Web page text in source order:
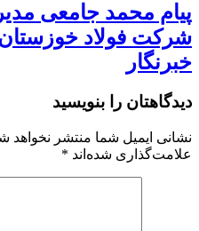
پیام محمد جامعی
شرکت فولاد
خبرنگار
دیدگاهتان را بنویسید
نشانی ایمیل شما منتشر نخواهد
علامت‌گذاری شده‌اند *